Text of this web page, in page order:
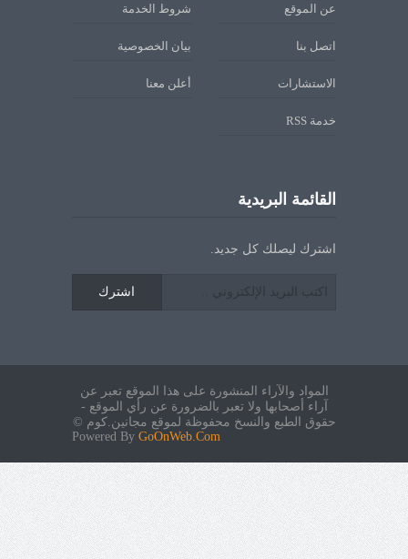
عن الموقع شروط الخدمة
اتصل بنا بيان الخصوصية
الاستشارات أعلن معنا
خدمة RSS
القائمة البريدية
اشترك ليصلك كل جديد.
اشترك
المواد والآراء المنشورة على هذا الموقع تعبر عن
آراء أصحابها ولا تعبر بالضرورة عن رأي الموقع -
حقوق الطبع والنسخ محفوظة لموقع مجانين.كوم ©
Powered By GoOnWeb.Com